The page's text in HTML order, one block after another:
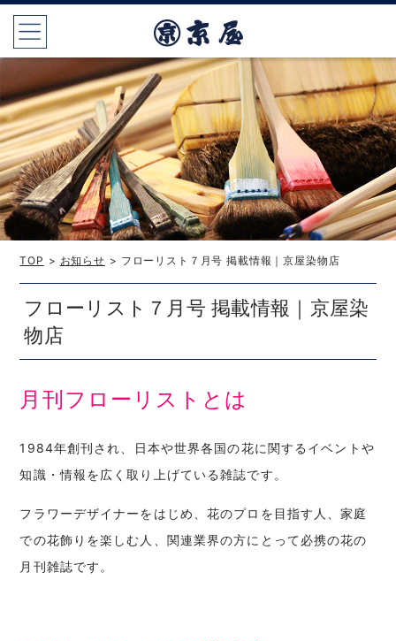
TOP > お知らせ > フローリスト７月号 掲載情報｜京屋染物店
フローリスト７月号 掲載情報｜京屋染
物店
月刊フローリストとは
1984年創刊され、日本や世界各国の花に関するイベントや
知識・情報を広く取り上げている雑誌です。
フラワーデザイナーをはじめ、花のプロを目指す人、家庭
での花飾りを楽しむ人、関連業界の方にとって必携の花の
月刊雑誌です。